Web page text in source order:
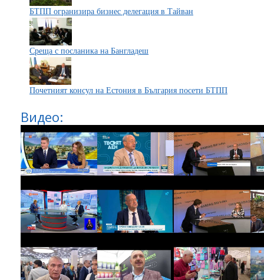
БТПП огранизира бизнес делегация в Тайван
Среща с посланика на Бангладеш
Почетният консул на Естония в България посети БТПП
Видео: